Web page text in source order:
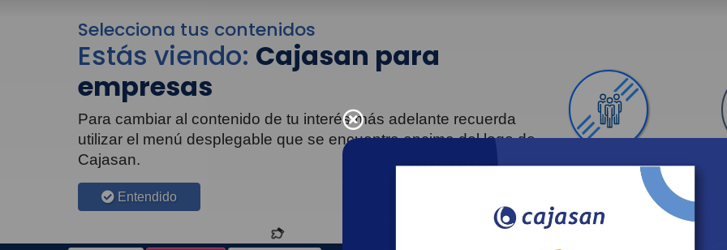
Selecciona tus contenidos
Estás viendo: Cajasan para
empresas
Para cambiar al contenido de tu interés más adelante recuerda
utilizar el menú desplegable que se encuentra encima del logo de
Cajasan.
Entendido
Personas